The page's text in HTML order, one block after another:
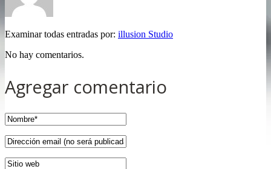
Examinar todas entradas por: illusion Studio
No hay comentarios.
Agregar comentario